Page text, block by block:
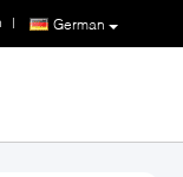
German
|